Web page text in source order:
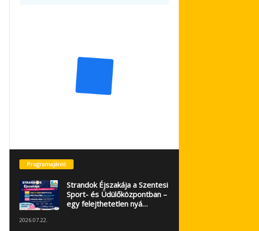
Programajánló
Strandok Éjszakája a Szentesi
Sport- és Üdülőközpontban –
egy felejthetetlen nyá…
2026.07.22.